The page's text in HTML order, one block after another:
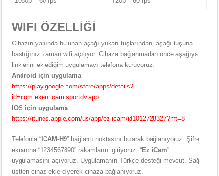
WIFI ÖZELLİĞİ
Cihazın yanında bulunan aşağı yukarı tuşlarından, aşağı tuşuna
bastığınız zaman wifi açılıyor. Cihaza bağlanmadan önce aşağıya
linklerini eklediğim uygulamayı telefona kuruyoruz.
Android için uygulama
https://play.google.com/store/apps/details?
id=com.eken.icam.sportdv.app
IOS için uygulama
https://itunes.apple.com/us/app/ez-icam/id1012728327?mt=8
Telefonla “ ICAM-H9” bağlantı noktasını bularak bağlanıyoruz. Şifre
ekranına “1234567890” rakamlarını giriyoruz. “Ez iCam”
uygulamasını açıyoruz. Uygulamanın Türkçe desteği mevcut. Sağ
üstten cihaz ekle diyerek cihaza bağlanıyoruz.